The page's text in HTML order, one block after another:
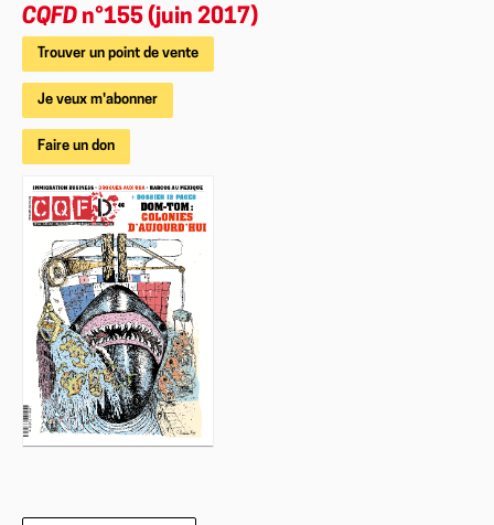
CQFD n°155 (juin 2017)
Trouver un point de vente
Je veux m'abonner
Faire un don